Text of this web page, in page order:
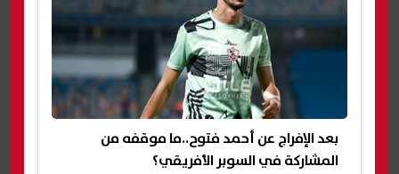
بعد الإفراج عن أحمد فتوح..ما موقفه من
المشاركة في السوبر الأفريقي؟